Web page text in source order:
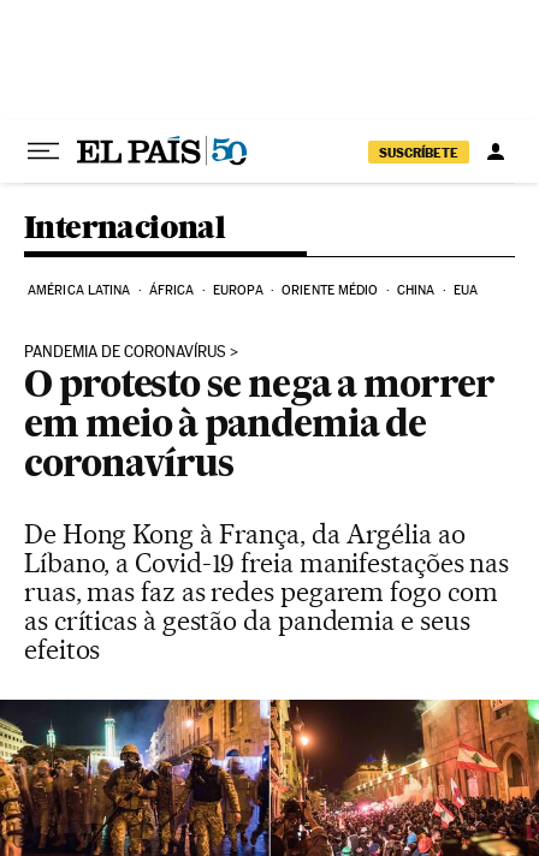
SUSCRÍBETE
Internacional
AMÉRICA LATINA ÁFRICA EUROPA ORIENTE MÉDIO CHINA EUA
PANDEMIA DE CORONAVÍRUS
O protesto se nega a morrer
em meio à pandemia de
coronavírus
De Hong Kong à França, da Argélia ao
Líbano, a Covid-19 freia manifestações nas
ruas, mas faz as redes pegarem fogo com
as críticas à gestão da pandemia e seus
efeitos